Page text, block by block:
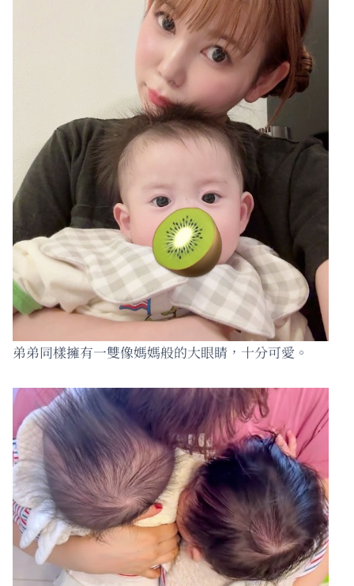
弟弟同樣擁有一雙像媽媽般的大眼睛，十分可愛。